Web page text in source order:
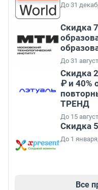
До 31
Скидка
До 31
Скидка
₽ и 40%
ТРЕНД
До 15
Скидка
До 1
Все